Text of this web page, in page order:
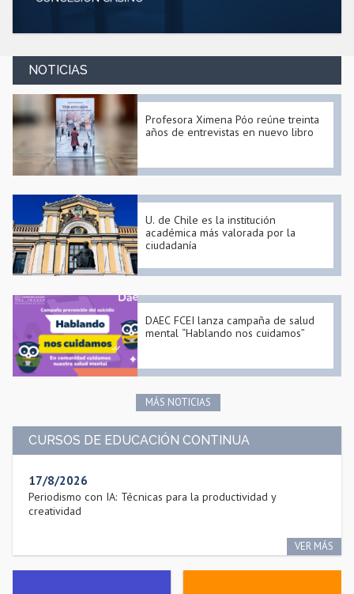
NOTICIAS
Profesora Ximena Póo reúne treinta
años de entrevistas en nuevo libro
U. de Chile es la institución
académica más valorada por la
ciudadanía
DAEC FCEI lanza campaña de salud
mental “Hablando nos cuidamos”
MÁS NOTICIAS
CURSOS DE EDUCACIÓN CONTINUA
17/8/2026
Periodismo con IA: Técnicas para la productividad y
creatividad
VER MÁS